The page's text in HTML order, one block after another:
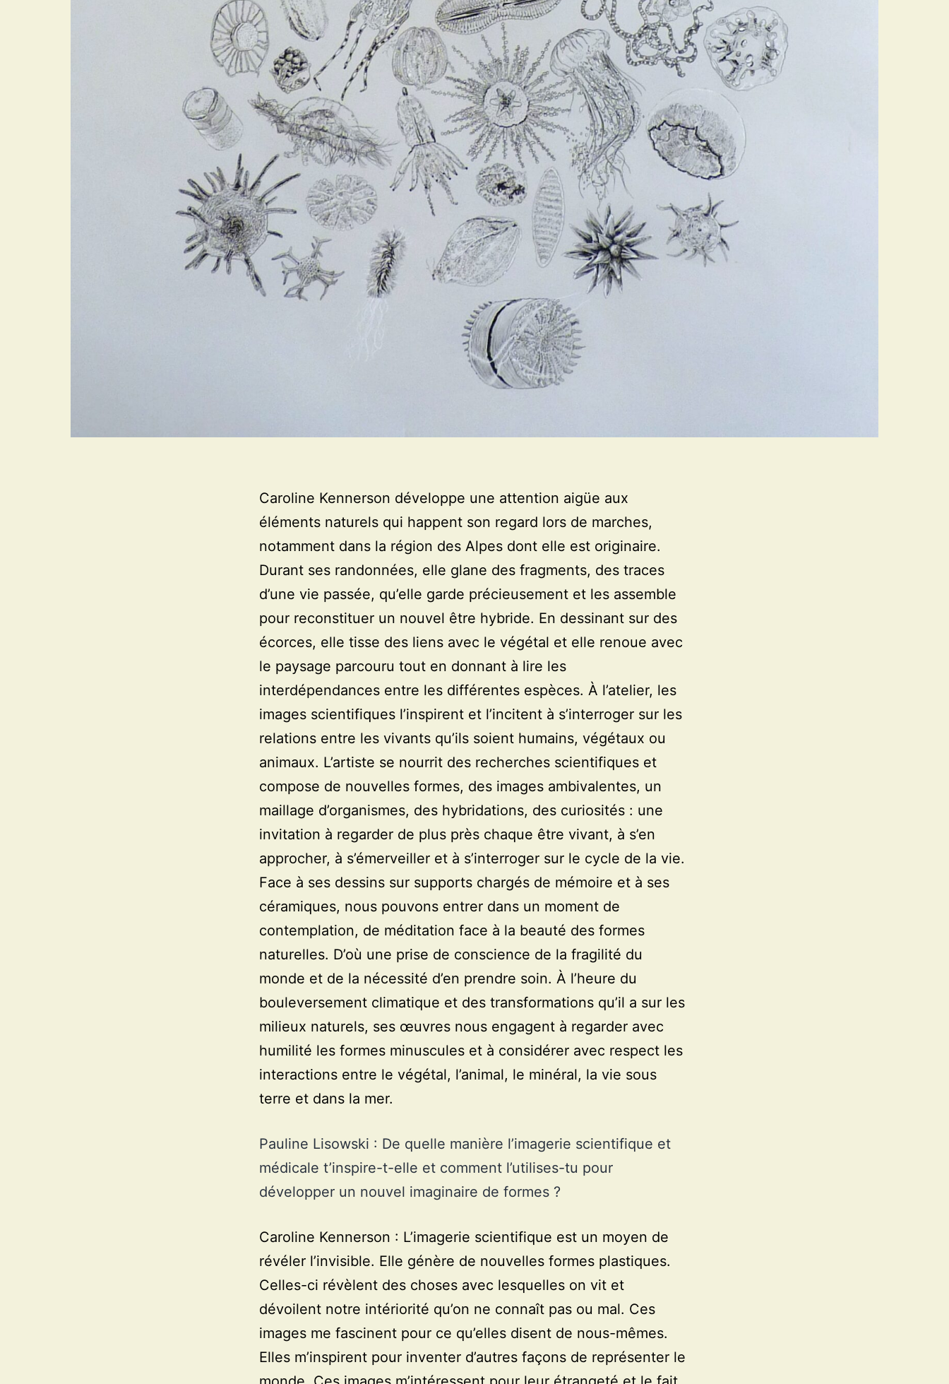
Caroline Kennerson développe une attention aigüe aux
éléments naturels qui happent son regard lors de marches,
notamment dans la région des Alpes dont elle est originaire.
Durant ses randonnées, elle glane des fragments, des traces
d’une vie passée, qu’elle garde précieusement et les assemble
pour reconstituer un nouvel être hybride. En dessinant sur des
écorces, elle tisse des liens avec le végétal et elle renoue avec
le paysage parcouru tout en donnant à lire les
interdépendances entre les différentes espèces. À l’atelier, les
images scientifiques l’inspirent et l’incitent à s’interroger sur les
relations entre les vivants qu’ils soient humains, végétaux ou
animaux. L’artiste se nourrit des recherches scientifiques et
compose de nouvelles formes, des images ambivalentes, un
maillage d’organismes, des hybridations, des curiosités : une
invitation à regarder de plus près chaque être vivant, à s’en
approcher, à s’émerveiller et à s’interroger sur le cycle de la vie.
Face à ses dessins sur supports chargés de mémoire et à ses
céramiques, nous pouvons entrer dans un moment de
contemplation, de méditation face à la beauté des formes
naturelles. D’où une prise de conscience de la fragilité du
monde et de la nécessité d’en prendre soin. À l’heure du
bouleversement climatique et des transformations qu’il a sur les
milieux naturels, ses œuvres nous engagent à regarder avec
humilité les formes minuscules et à considérer avec respect les
interactions entre le végétal, l’animal, le minéral, la vie sous
terre et dans la mer.
Pauline Lisowski : De quelle manière l’imagerie scientifique et
médicale t’inspire-t-elle et comment l’utilises-tu pour
développer un nouvel imaginaire de formes ?
Caroline Kennerson : L’imagerie scientifique est un moyen de
révéler l’invisible. Elle génère de nouvelles formes plastiques.
Celles-ci révèlent des choses avec lesquelles on vit et
dévoilent notre intériorité qu’on ne connaît pas ou mal. Ces
images me fascinent pour ce qu’elles disent de nous-mêmes.
Elles m’inspirent pour inventer d’autres façons de représenter le